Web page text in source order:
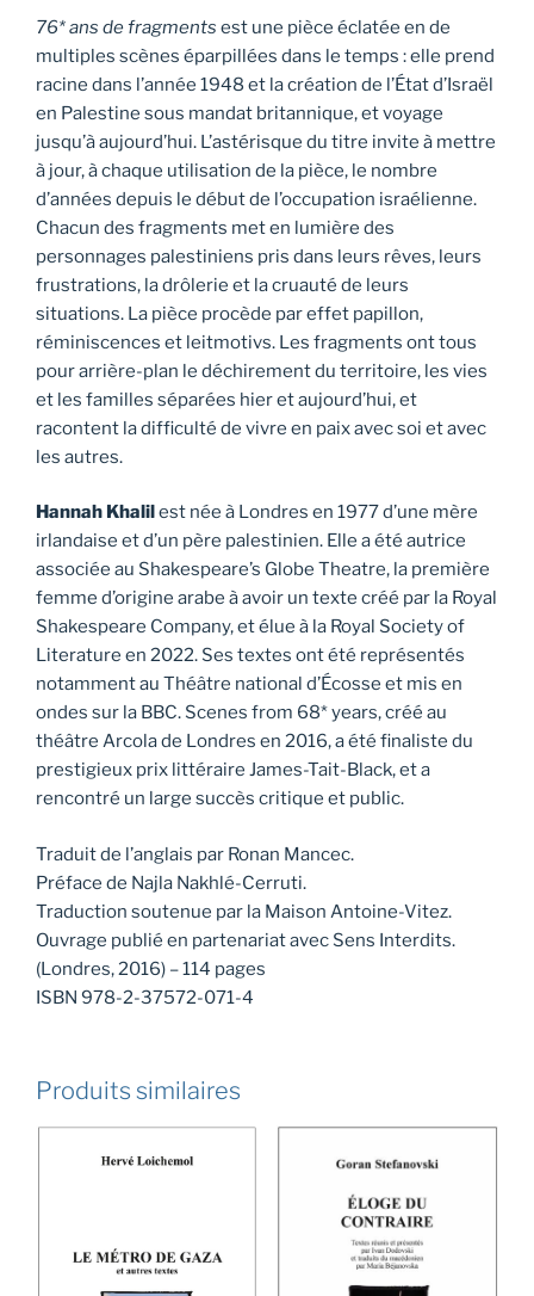
76* ans de fragments est une pièce éclatée en de
multiples scènes éparpillées dans le temps : elle prend
racine dans l’année 1948 et la création de l’État d’Israël
en Palestine sous mandat britannique, et voyage
jusqu’à aujourd’hui. L’astérisque du titre invite à mettre
à jour, à chaque utilisation de la pièce, le nombre
d’années depuis le début de l’occupation israélienne.
Chacun des fragments met en lumière des
personnages palestiniens pris dans leurs rêves, leurs
frustrations, la drôlerie et la cruauté de leurs
situations. La pièce procède par effet papillon,
réminiscences et leitmotivs. Les fragments ont tous
pour arrière-plan le déchirement du territoire, les vies
et les familles séparées hier et aujourd’hui, et
racontent la difficulté de vivre en paix avec soi et avec
les autres.
Hannah Khalilest née à Londres en 1977 d’une mère
irlandaise et d’un père palestinien. Elle a été autrice
associée au Shakespeare’s Globe Theatre, la première
femme d’origine arabe à avoir un texte créé par la Royal
Shakespeare Company, et élue à la Royal Society of
Literature en 2022. Ses textes ont été représentés
notamment au Théâtre national d’Écosse et mis en
ondes sur la BBC. Scenes from 68* years, créé au
théâtre Arcola de Londres en 2016, a été finaliste du
prestigieux prix littéraire James-Tait-Black, et a
rencontré un large succès critique et public.
Traduit de l’anglais par Ronan Mancec.
Préface de Najla Nakhlé-Cerruti.
Traduction soutenue par la Maison Antoine-Vitez.
Ouvrage publié en partenariat avec Sens Interdits.
(Londres, 2016) – 114 pages
ISBN 978-2-37572-071-4
Produits similaires